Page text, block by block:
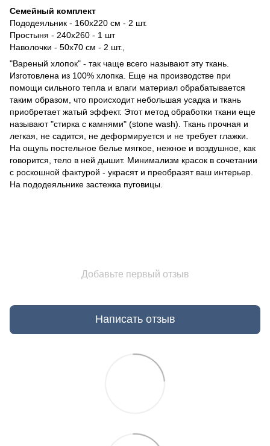
Семейный комплект
Пододеяльник - 160х220 см - 2 шт.
Простыня - 240х260 - 1 шт
​​Наволочки - 50х70 см - 2 шт.,
"Вареный хлопок" - так чаще всего называют эту ткань.
Изготовлена из 100% хлопка. Еще на производстве при
помощи сильного тепла и влаги материал обрабатывается
таким образом, что происходит небольшая усадка и ткань
приобретает жатый эффект. Этот метод обработки ткани еще
называют "стирка с камнями" (stone wash). Ткань прочная и
легкая, не садится, не деформируется и не требует глажки.
На ощупь постельное белье мягкое, нежное и воздушное, как
говорится, тело в ней дышит. Минимализм красок в сочетании
с роскошной фактурой - украсят и преобразят ваш интерьер.
На пододеяльнике застежка пуговицы.
Добавьте первый отзыв
Написать отзыв